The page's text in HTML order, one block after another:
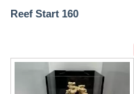
Reef Start 160